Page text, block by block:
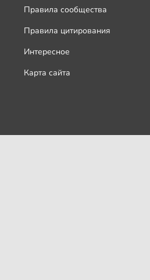
Правила сообщества
Правила цитирования
Интересное
Карта сайта